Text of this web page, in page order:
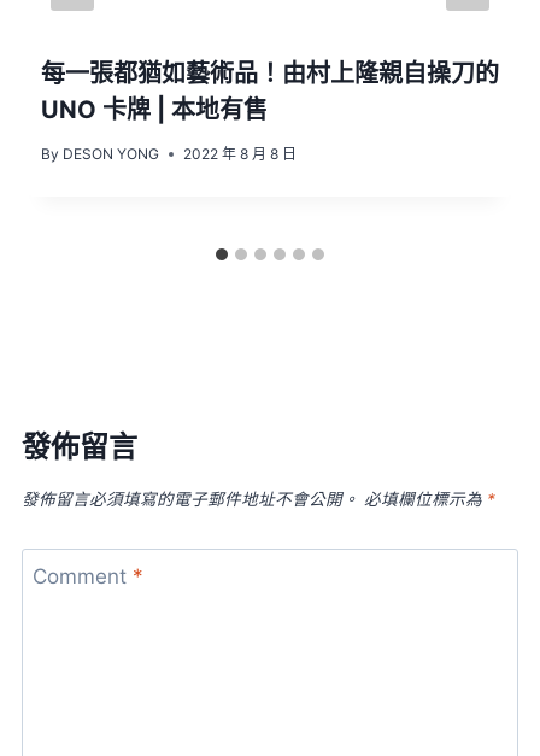
每一張都猶如藝術品！由村上隆親自操刀的
UNO 卡牌 | 本地有售
By DESON YONG 2022 年 8 月 8 日
發佈留言
發佈留言必須填寫的電子郵件地址不會公開。 必填欄位標示為 *
Comment *